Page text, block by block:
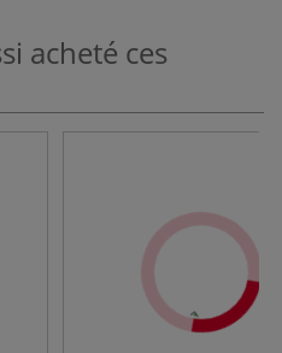
acheté ces